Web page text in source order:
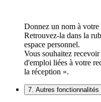
Donnez un nom à votre
Retrouvez-la dans la
espace personnel.
Vous souhaitez
d'emploi liées à votre
la réception ».
7. Autres fonctionnalités